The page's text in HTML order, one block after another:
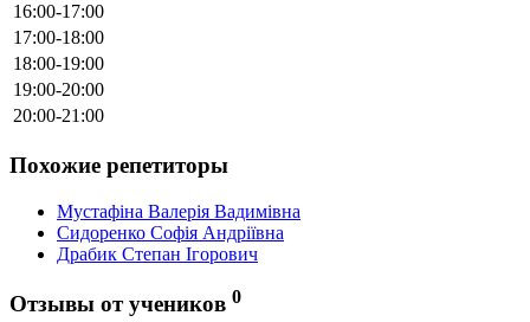
16:00-17:00
17:00-18:00
18:00-19:00
19:00-20:00
20:00-21:00
Похожие репетиторы
Мустафіна Валерія Вадимівна
Сидоренко Софія Андріївна
Драбик Степан Ігорович
Отзывы от учеников 0